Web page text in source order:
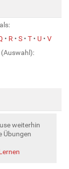
• R • S • T • U • V
(Auswahl):
weiterhin
Übungen